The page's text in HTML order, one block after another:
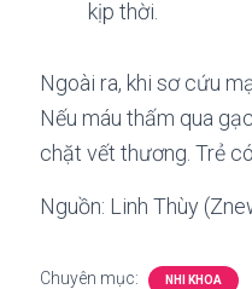
kịp thời.
Ngoài ra, khi sơ cứu
Nếu máu thấm qua
chặt vết thương. Trẻ
Nguồn: Linh Thùy
Chuyên mục: NHI KHOA